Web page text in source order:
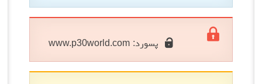
پسورد: www.p30world.com